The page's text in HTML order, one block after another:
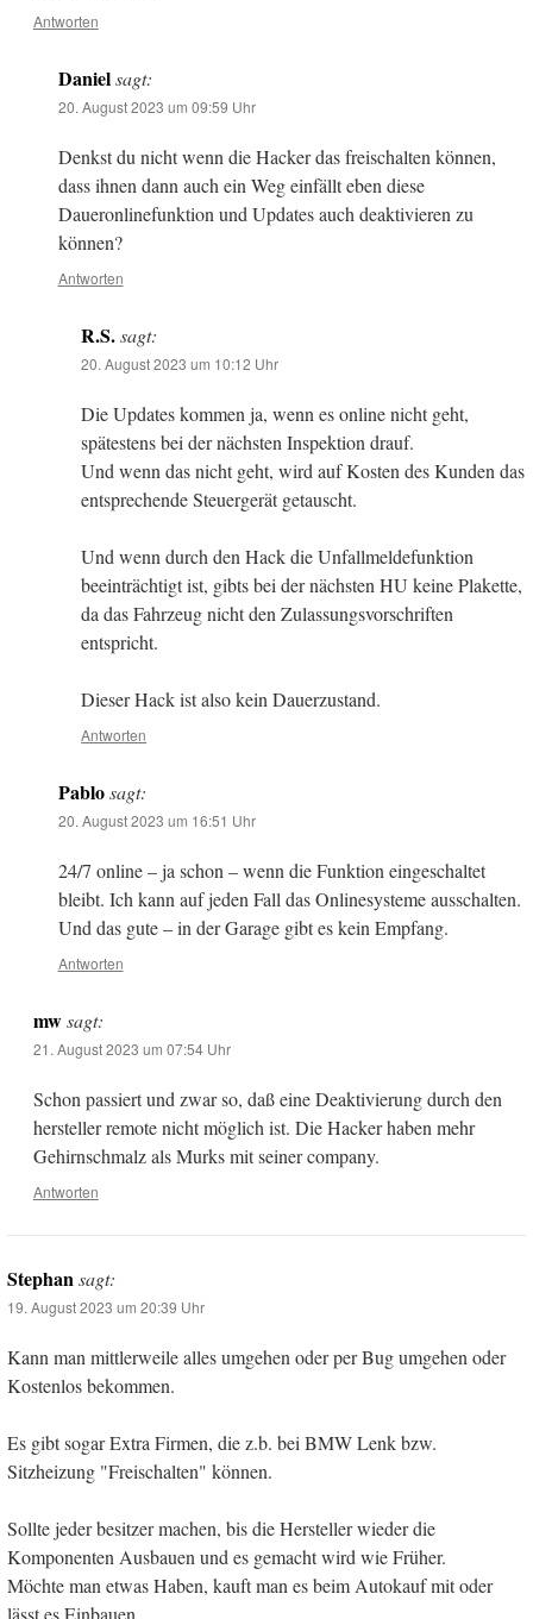
Antworten
Daniel sagt:
20. August 2023 um 09:59 Uhr
Denkst du nicht wenn die Hacker das freischalten können,
dass ihnen dann auch ein Weg einfällt eben diese
Daueronlinefunktion und Updates auch deaktivieren zu
können?
Antworten
R.S.sagt:
20. August 2023 um 10:12 Uhr
Die Updates kommen ja, wenn es online nicht geht,
spätestens bei der nächsten Inspektion drauf.
Und wenn das nicht geht, wird auf Kosten des Kunden das
entsprechende Steuergerät getauscht.
Und wenn durch den Hack die Unfallmeldefunktion
beeinträchtigt ist, gibts bei der nächsten HU keine Plakette,
da das Fahrzeug nicht den Zulassungsvorschriften
entspricht.
Dieser Hack ist also kein Dauerzustand.
Antworten
Pablo sagt:
20. August 2023 um 16:51 Uhr
24/7 online – ja schon – wenn die Funktion eingeschaltet
bleibt. Ich kann auf jeden Fall das Onlinesysteme ausschalten.
Und das gute – in der Garage gibt es kein Empfang.
Antworten
mw sagt:
21. August 2023 um 07:54 Uhr
Schon passiert und zwar so, daß eine Deaktivierung durch den
hersteller remote nicht möglich ist. Die Hacker haben mehr
Gehirnschmalz als Murks mit seiner company.
Antworten
Stephansagt:
19. August 2023 um 20:39 Uhr
Kann man mittlerweile alles umgehen oder per Bug umgehen oder
Kostenlos bekommen.
Es gibt sogar Extra Firmen, die z.b. bei BMW Lenk bzw.
Sitzheizung "Freischalten" können.
Sollte jeder besitzer machen, bis die Hersteller wieder die
Komponenten Ausbauen und es gemacht wird wie Früher.
Möchte man etwas Haben, kauft man es beim Autokauf mit oder